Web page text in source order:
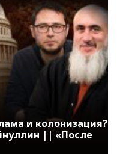
и колонизация?
|| «После